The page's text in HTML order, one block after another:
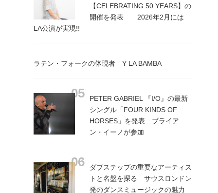
【CELEBRATING 50 YEARS】の
開催を発表 2026年2月には
LA公演が実現!!
ラテン・フォークの体現者 Y LA BAMBA
PETER GABRIEL 『I/O』の最新
シングル「FOUR KINDS OF
HORSES」を発表 ブライア
ン・イーノが参加
ダブステップの重要なアーティス
トと名盤を探る サウスロンドン
発のダンスミュージックの魅力